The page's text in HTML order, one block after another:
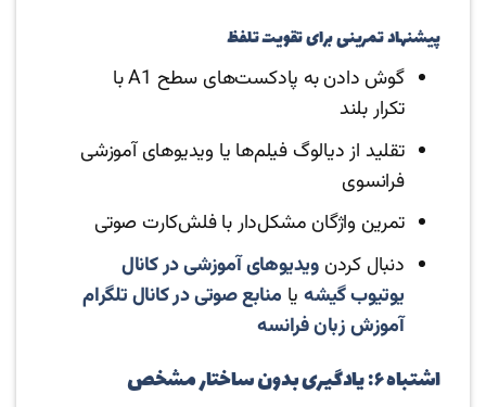
پیشنهاد تمرینی برای تقویت تلفظ
گوش دادن به پادکست‌های سطح A1 با
تکرار بلند
تقلید از دیالوگ فیلم‌ها یا ویدیوهای آموزشی
فرانسوی
تمرین واژگان مشکل‌دار با فلش‌کارت صوتی
دنبال کردنویدیوهای آموزشی در کانال
یوتیوب گیشهیا منابع صوتی در کانال تلگرام
آموزش زبان فرانسه
اشتباه ۶: یادگیری بدون ساختار مشخص